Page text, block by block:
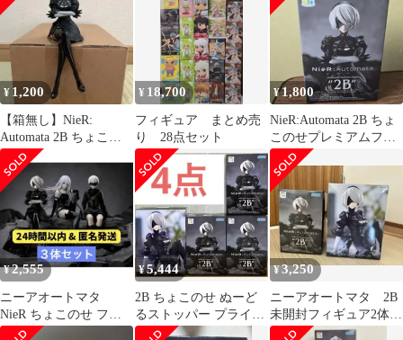
¥ 1,200
【箱無し】NieR:
Automata 2B ちょこの
せ フィギュア
¥ 18,700
フィギュア まとめ売
り 28点セット
¥1,800
NieR:Automata 2B ちょ
このせプレミアムフィ
ギュア
¥2,555
ニーアオートマタ
NieR ちょこのせ フィ
ギュア 2B A2 9S 3種
¥5,444
2B ちょこのせ ぬーど
るストッパー プライズ
フィギュア NieR まと
¥3,250
ニーアオートマタ 2B
未開封フィギュア2体セ
ット